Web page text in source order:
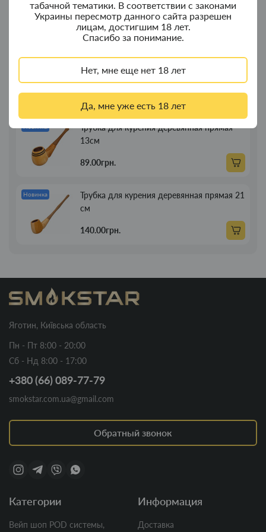
табачной тематики. В соответствии с законами
Украины пересмотр данного сайта разрешен
лицам, достигшим 18 лет.
Спасибо за понимание.
Нет, мне еще нет 18 лет
Да, мне уже есть 18 лет
с дерева
380.00грн.
Новинка
Портсигар для сигарет Focus з USB
зажигалкой 20 сиг
269.00грн.
Трубка для курения деревянная прямая
13см
89.00грн.
Новинка
Трубка для курения деревянная прямая 21
см
140.00грн.
Яготин, Київська область
Пн - Пт 8:00 - 20:00
Сб - Нд 8:00 - 17:00
+380 (66) 089-77-79
smokstar.com.ua@gmail.com
Обратный звонок
Категории
Вейп шоп POD системы,
Информация
Доставка